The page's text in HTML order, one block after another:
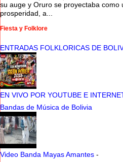
su auge y Oruro se proyectaba como
prosperidad, a...
Fiesta y Folklore
ENTRADAS FOLKLORICAS DE
EN VIVO POR YOUTUBE E
Bandas de Música de Bolivia
Video Banda Mayas Amantes -